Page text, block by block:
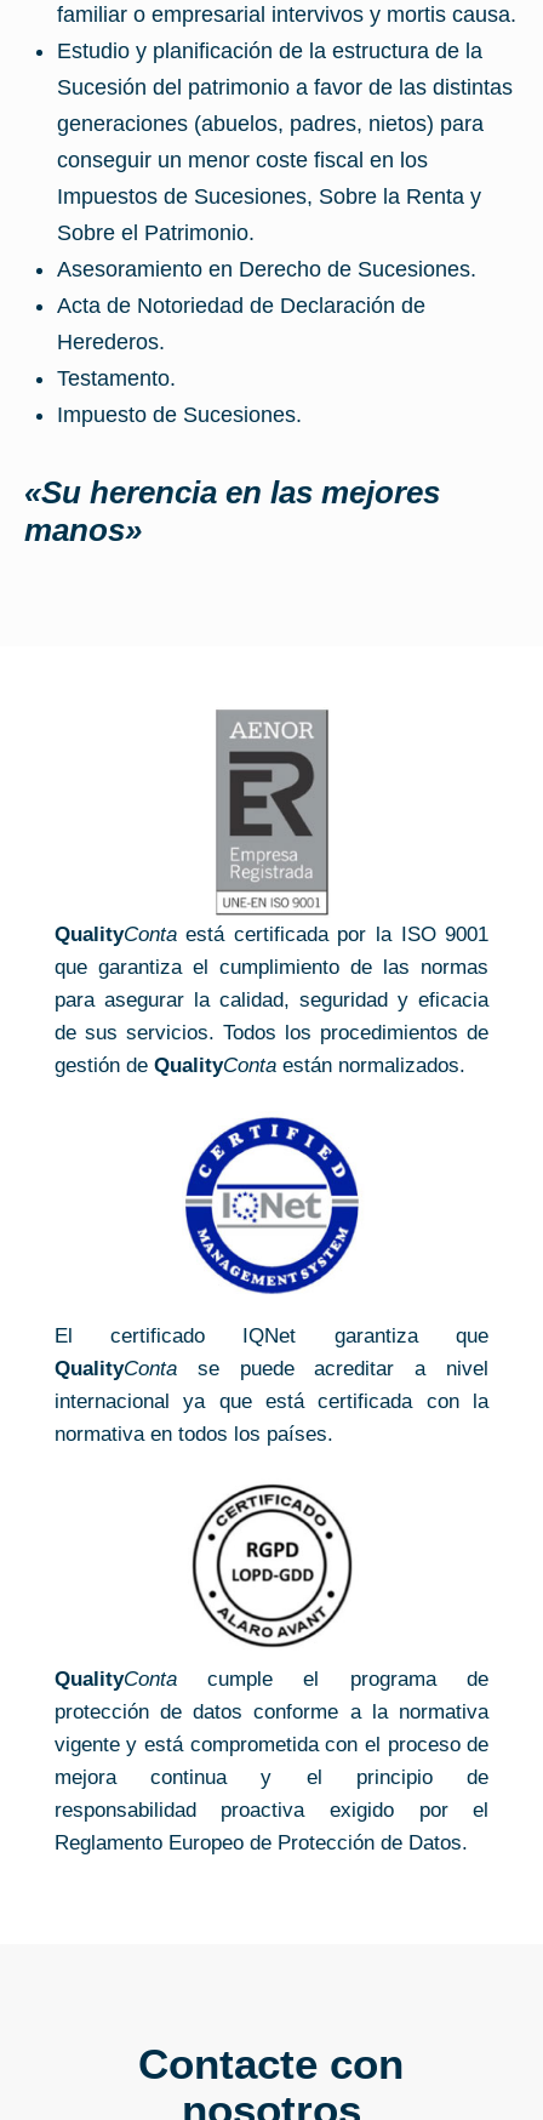
familiar o empresarial intervivos y mortis causa.
Estudio y planificación de la estructura de la
Sucesión del patrimonio a favor de las distintas
generaciones (abuelos, padres, nietos) para
conseguir un menor coste fiscal en los
Impuestos de Sucesiones, Sobre la Renta y
Sobre el Patrimonio.
Asesoramiento en Derecho de Sucesiones.
Acta de Notoriedad de Declaración de
Herederos.
Testamento.
Impuesto de Sucesiones.
«Su herencia en las mejores
manos»
QualityContaestá certificada por la ISO 9001
que garantiza el cumplimiento de las normas
para asegurar la calidad, seguridad y eficacia
de sus servicios. Todos los procedimientos de
gestión de QualityContaestán normalizados.
El certificado IQNet garantiza que
QualityContase puede acreditar a nivel
internacional ya que está certificada con la
normativa en todos los países.
QualityContacumple el programa de
protección de datos conforme a la normativa
vigente y está comprometida con el proceso de
mejora continua y el principio de
responsabilidad proactiva exigido por el
Reglamento Europeo de Protección de Datos.
Contacte con
nosotros